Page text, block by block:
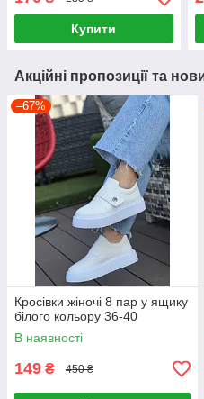
Купити
Акційні пропозиції та
–67%
Кросівки жіночі 8 пар у ящику
білого кольору 36-40
В наявності
149 ₴ 450 ₴